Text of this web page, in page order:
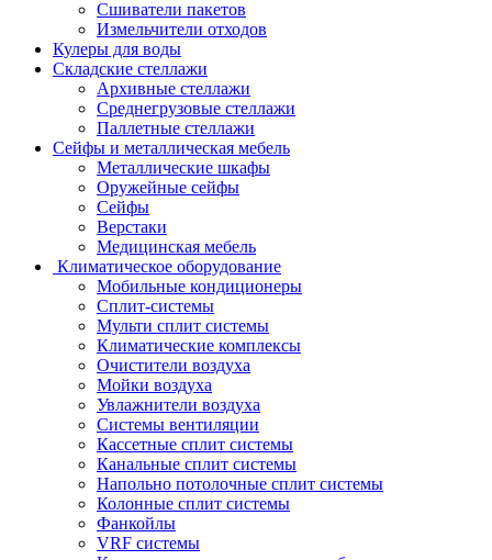
Сшиватели пакетов
Измельчители отходов
Кулеры для воды
Складские стеллажи
Архивные стеллажи
Среднегрузовые стеллажи
Паллетные стеллажи
Сейфы и металлическая мебель
Металлические шкафы
Оружейные сейфы
Сейфы
Верстаки
Медицинская мебель
Климатическое оборудование
Мобильные кондиционеры
Сплит-системы
Мульти сплит системы
Климатические комплексы
Очистители воздуха
Мойки воздуха
Увлажнители воздуха
Системы вентиляции
Кассетные сплит системы
Канальные сплит системы
Напольно потолочные сплит системы
Колонные сплит системы
Фанкойлы
VRF системы